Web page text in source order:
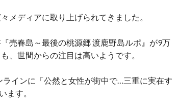
メディアに取り上げられてきました。
売春島～最後の桃源郷 渡鹿野島ルポ』が9万
、世間からの注目は高いようです。
インに「公然と女性が街中で…三重に実在す
ます。